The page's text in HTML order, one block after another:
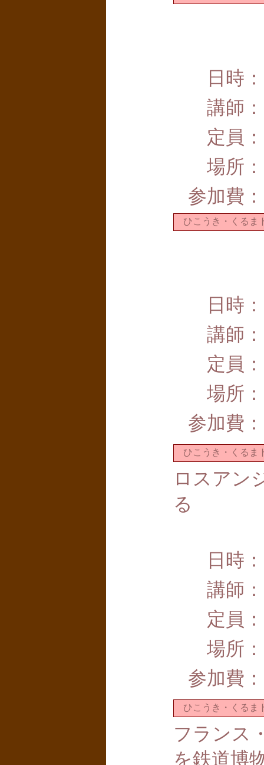
日時：
講師：
定員：
場所：
参加費：
ひこうき・くるま
日時：
講師：
定員：
場所：
参加費：
ひこうき・くるま
ロスアン
る
日時：
講師：
定員：
場所：
参加費：
ひこうき・くるま
フランス
を鉄道博